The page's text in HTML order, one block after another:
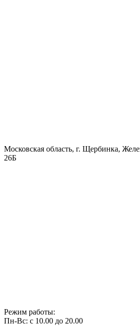
Московская область, г. Щербинка,
26Б
Режим работы:
Пн-Вс: с 10.00 до 20.00